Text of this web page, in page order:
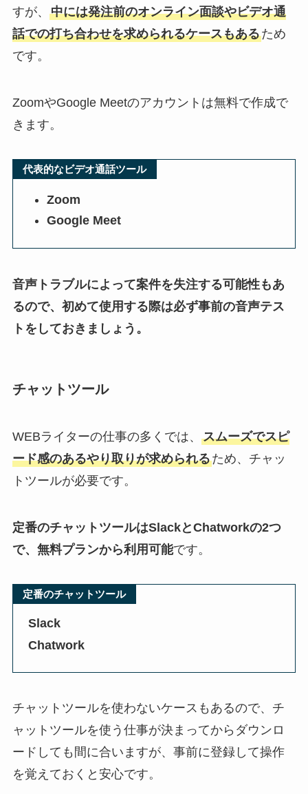
すが、 中には発注前のオンライン面談やビデオ通
話での打ち合わせを求められるケースもあるため
です。
ZoomやGoogle Meetのアカウントは無料で作成で
きます。
代表的なビデオ通話ツール
Zoom
Google Meet
音声トラブルによって案件を失注する可能性もあ
るので、初めて使用する際は必ず事前の音声テス
トをしておきましょう。
チャットツール
WEBライターの仕事の多くでは、 スムーズでスピ
ード感のあるやり取りが求められるため、チャッ
トツールが必要です。
定番のチャットツールはSlackとChatworkの2つ
で、無料プランから利用可能です。
定番のチャットツール
Slack
Chatwork
チャットツールを使わないケースもあるので、チ
ャットツールを使う仕事が決まってからダウンロ
ードしても間に合いますが、事前に登録して操作
を覚えておくと安心です。